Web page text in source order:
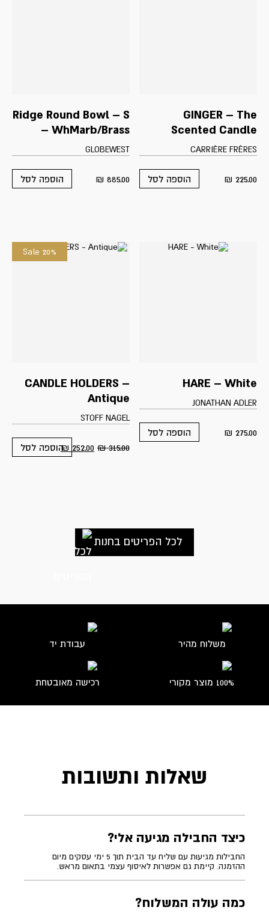
GINGER – The
Scented Candle
CARRIÈRE FRÈRES
225.00
₪ הוספה לסל
Ridge Round Bowl – S
– WhMarb/Brass
GLOBEWEST
885.00
₪ הוספה לסל
HARE – White
JONATHAN ADLER
275.00
₪ הוספה לסל
Sale 20%
CANDLE HOLDERS –
Antique
STOFF NAGEL
315.00
₪
252.00
₪הוספה לסל
לכל הפריטים בחנות
משלוח מהיר עבודת יד
100% מוצר מקורי רכישה מאובטחת
שאלות ותשובות
כיצד החבילה מגיעה אלי?
החבילות מגיעות עם שליח עד הבית תוך 5 ימי עסקים מיום
ההזמנה. קיימת גם אפשרות לאיסוף עצמי בתאום מראש.
כמה עולה המשלוח?